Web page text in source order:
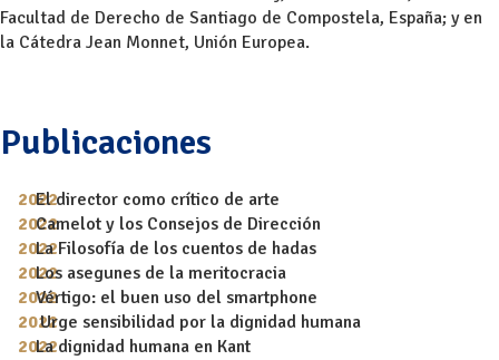
Facultad de Derecho de Santiago de Compostela, España; y en
la Cátedra Jean Monnet, Unión Europea.
Publicaciones
El director como crítico de arte
Camelot y los Consejos de Dirección
La Filosofía de los cuentos de hadas
Los asegunes de la meritocracia
Vértigo: el buen uso del smartphone
Urge sensibilidad por la dignidad humana
La dignidad humana en Kant